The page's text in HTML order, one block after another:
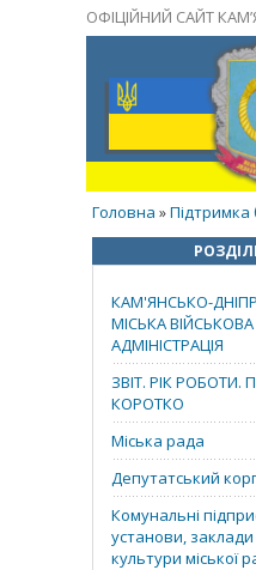
ОФІЦІЙНИЙ САЙТ
Головна »Підтримка
КАМ'ЯНСЬКО-
МІСЬКА ВІЙСЬКОВА
АДМІНІСТРАЦІЯ
ЗВІТ. РІК РОБОТИ.
КОРОТКО
Міська рада
Депутатський
Комунальні
установи, заклади
культури міської